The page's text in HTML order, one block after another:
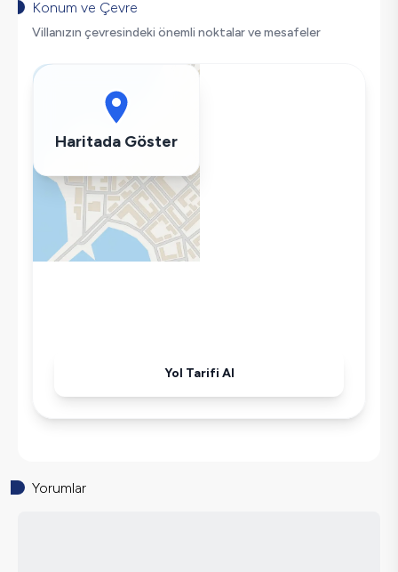
Korunaklı Havuz
Saç Kurutma Makinası
Çamaşır Makinesi
Tost Makinesi
Mikrodalga
Kettle
Korunaklı Havuz
Konum ve Çevre
Villanızın çevresindeki önemli noktalar ve mesafeler
Haritada Göster
Yol Tarifi Al
Yorumlar